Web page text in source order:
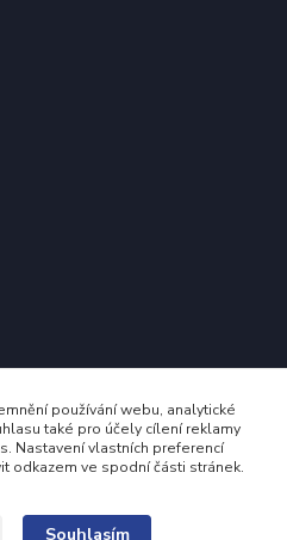
používání webu, analytické
také pro účely cílení reklamy
Nastavení vlastních preferencí
odkazem ve spodní části stránek.
Souhlasím